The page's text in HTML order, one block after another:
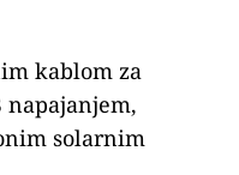
kablom za
napajanjem,
solarnim